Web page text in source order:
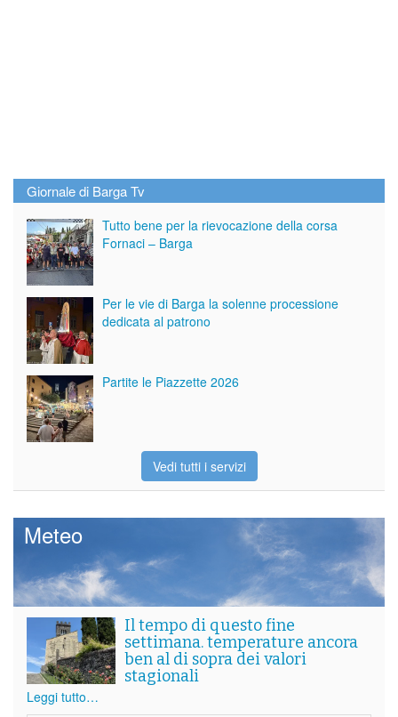
Giornale di Barga Tv
Tutto bene per la rievocazione della corsa
Fornaci – Barga
Per le vie di Barga la solenne processione
dedicata al patrono
Partite le Piazzette 2026
Vedi tutti i servizi
Meteo
Il tempo di questo fine
settimana. temperature ancora
ben al di sopra dei valori
stagionali
Leggi tutto…